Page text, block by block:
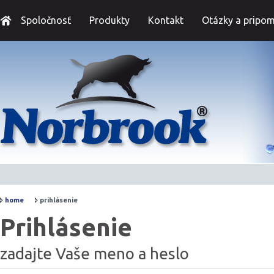
Spoločnosť Produkty Kontakt Otázky a
home prihlásenie
Prihlásenie
zadajte Vaše meno a heslo